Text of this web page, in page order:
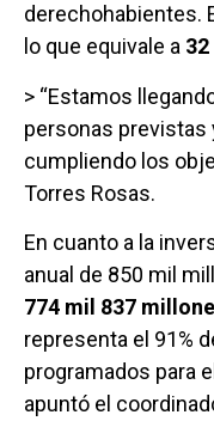
derechohabientes.
lo que equivale a
> “Estamos
personas previstas
cumpliendo los
Torres Rosas.
En cuanto a la
anual de 850 mil
774 mil 837
representa el 91%
programados para
apuntó el